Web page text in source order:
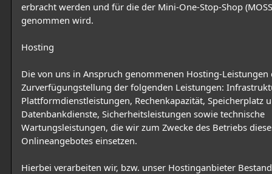
erbracht werden und für die der Mini-One-Stop-Shop
genommen wird.
Hosting
Die von uns in Anspruch genommenen Hosting-Leistungen
Zurverfügungstellung der folgenden Leistungen:
Plattformdienstleistungen, Rechenkapazität, Speicherplatz
Datenbankdienste, Sicherheitsleistungen sowie technische
Wartungsleistungen, die wir zum Zwecke des Betriebs
Onlineangebotes einsetzen.
Hierbei verarbeiten wir, bzw. unser Hostinganbieter